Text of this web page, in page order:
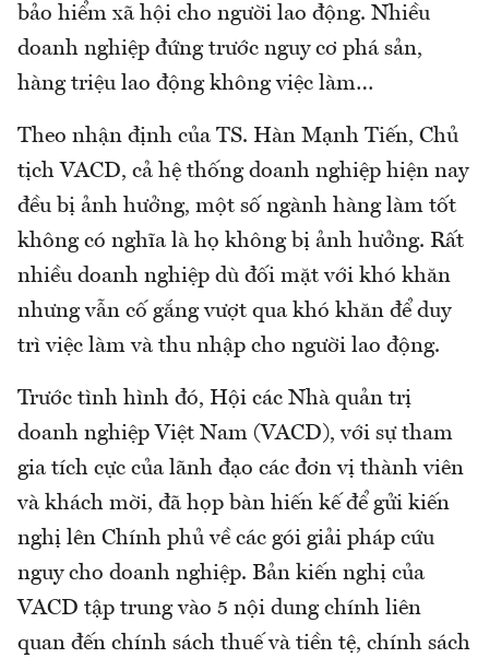
bảo hiểm xã hội cho người lao động. Nhiều
doanh nghiệp đứng trước nguy cơ phá sản,
hàng triệu lao động không việc làm…
Theo nhận định của TS. Hàn Mạnh Tiến, Chủ
tịch VACD, cả hệ thống doanh nghiệp hiện nay
đều bị ảnh hưởng, một số ngành hàng làm tốt
không có nghĩa là họ không bị ảnh hưởng. Rất
nhiều doanh nghiệp dù đối mặt với khó khăn
nhưng vẫn cố gắng vượt qua khó khăn để duy
trì việc làm và thu nhập cho người lao động.
Trước tình hình đó, Hội các Nhà quản trị
doanh nghiệp Việt Nam (VACD), với sự tham
gia tích cực của lãnh đạo các đơn vị thành viên
và khách mời, đã họp bàn hiến kế để gửi kiến
nghị lên Chính phủ về các gói giải pháp cứu
nguy cho doanh nghiệp. Bản kiến nghị của
VACD tập trung vào 5 nội dung chính liên
quan đến chính sách thuế và tiền tệ, chính sách